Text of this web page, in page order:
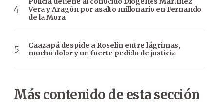
Vera y Aragón por asalto millonario en Fernando
de la Mora
Caazapá despide a Roselín entre lágrimas,
mucho dolor y un fuerte pedido de justicia
Más contenido de esta sección